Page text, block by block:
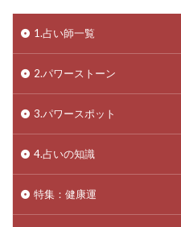
1.占い師一覧
2.パワーストーン
3.パワースポット
4.占いの知識
特集：健康運